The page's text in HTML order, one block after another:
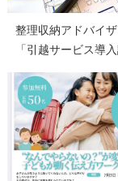
整理収納アドバイ
「引越サービス導入